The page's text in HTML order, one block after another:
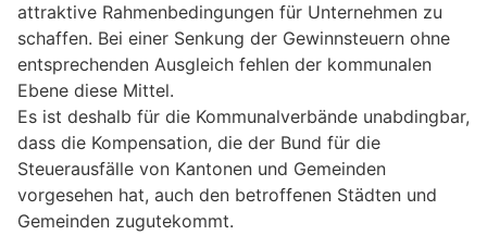
attraktive Rahmenbedingungen für Unternehmen zu
schaffen. Bei einer Senkung der Gewinnsteuern ohne
entsprechenden Ausgleich fehlen der kommunalen
Ebene diese Mittel.
Es ist deshalb für die Kommunalverbände unabdingbar,
dass die Kompensation, die der Bund für die
Steuerausfälle von Kantonen und Gemeinden
vorgesehen hat, auch den betroffenen Städten und
Gemeinden zugutekommt.